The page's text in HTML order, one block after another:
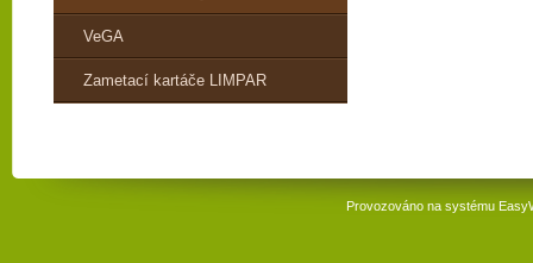
VeGA
Zametací kartáče LIMPAR
Provozováno na systému